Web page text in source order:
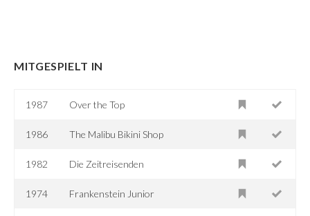
MITGESPIELT IN
1987 Over the Top
1986 The Malibu Bikini Shop
1982 Die Zeitreisenden
1974 Frankenstein Junior